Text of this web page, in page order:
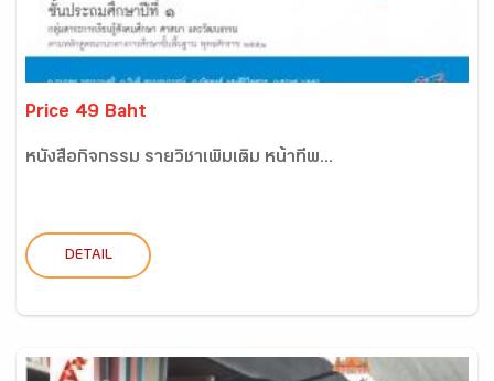
Price 49 Baht
หนังสือกิจกรรม รายวิชาเพิ่มเติม หน้าที่พ...
DETAIL